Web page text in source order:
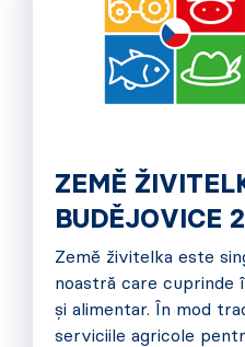
ZEMĚ
BUDĚJOVICE
Země živitelka este
noastră care
și alimentar. În mod
serviciile agricole